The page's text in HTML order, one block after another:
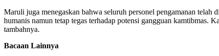
Maruli juga menegaskan bahwa seluruh personel pengamanan telah
humanis namun tetap tegas terhadap potensi gangguan kamtibmas.
tambahnya.
Bacaan Lainnya